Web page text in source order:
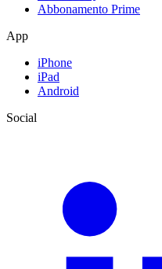
Abbonamento Prime
App
iPhone
iPad
Android
Social